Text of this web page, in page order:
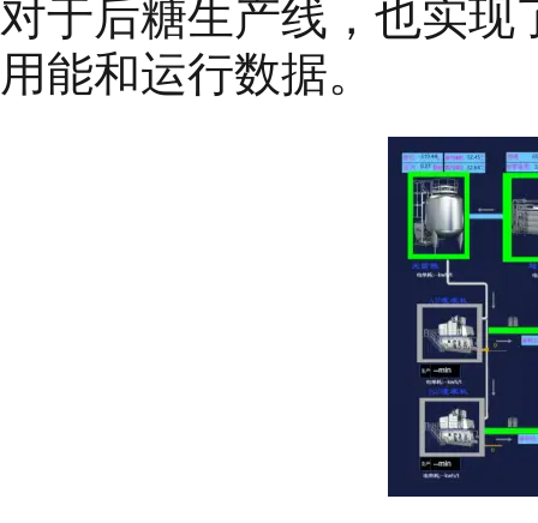
对于后糖生产线，也实
用能和运行数据。